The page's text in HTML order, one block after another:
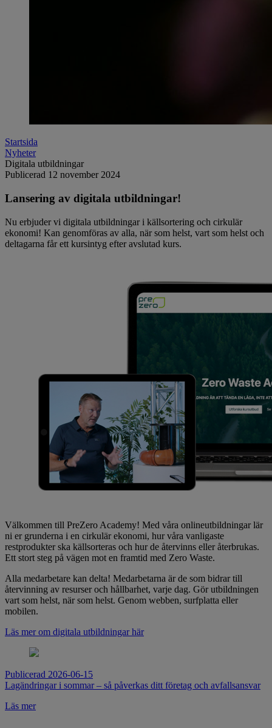
Startsida
Nyheter
Digitala utbildningar
Publicerad 12 november 2024
Lansering av digitala utbildningar!
Nu erbjuder vi digitala utbildningar i källsortering och cirkulär
ekonomi! Kan genomföras av alla, när som helst, vart som helst och
deltagarna får ett kursintyg efter avslutad kurs.
Välkommen till PreZero Academy! Med våra onlineutbildningar lär
ni er grunderna i en cirkulär ekonomi, hur våra vanligaste
restprodukter ska källsorteras och hur de återvinns eller återbrukas.
Ett stort steg på vägen mot en framtid med Zero Waste.
Alla medarbetare kan delta! Medarbetarna är de som bidrar till
återvinning av resurser och hållbarhet, varje dag. Gör utbildningen
vart som helst, när som helst. Genom webben, surfplatta eller
mobilen.
Läs mer om digitala utbildningar här
Publicerad 2026-06-15
Lagändringar i sommar – så påverkas ditt företag och avfallsansvar
Läs mer